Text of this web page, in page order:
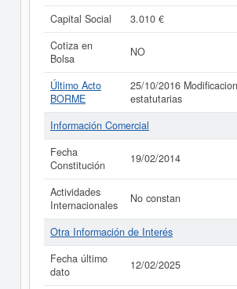
Capital Social
3.010 €
Cotiza en
Bolsa
NO
Último Acto
BORME
25/10/2016
estatutarias
Información Comercial
Fecha
Constitución
19/02/2014
Actividades
Internacionales
No constan
Otra Información de Interés
Fecha último
dato
12/02/2025